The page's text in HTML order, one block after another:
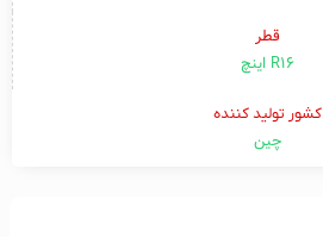
قطر
R16 اینچ
کشور تولید کننده
چین